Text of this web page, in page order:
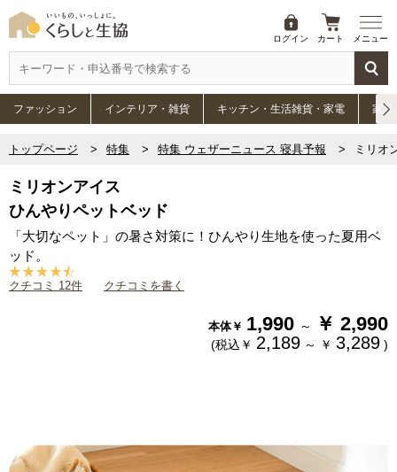
ログイン カート メニュー
ファッション インテリア・雑貨 キッチン・生活雑貨・家電 家具
トップページ 特集 特集 ウェザーニュース 寝具予報 ミリオ
ミリオンアイス
ひんやりペットベッド
「大切なペット」の暑さ対策に！ひんやり生地を使った夏用ベ
ッド。
クチコミ 12件 クチコミを書く
本体￥ 1,990 ～ ￥ 2,990
(税込￥ 2,189 ～ ￥ 3,289 )